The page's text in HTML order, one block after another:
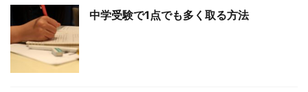
中学受験で1点でも多く取る方法